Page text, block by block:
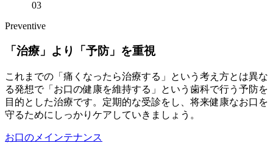
03
Preventive
「治療」より「予防」を重視
これまでの「痛くなったら治療する」という考え方とは異な
る発想で「お口の健康を維持する」という歯科で行う予防を
目的とした治療です。定期的な受診をし、将来健康なお口を
守るためにしっかりケアしていきましょう。
お口のメインテナンス